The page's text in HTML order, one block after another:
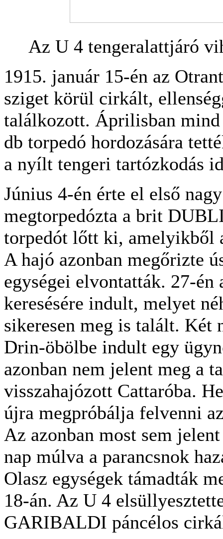
Az U 4 tengeralattjáró
1915. január 15-én az
sziget körül cirkált,
találkozott. Áprilisban mind
db torpedó hordozására
a nyílt tengeri tartózkodás
Június 4-én érte el első
megtorpedózta a brit
torpedót lőtt ki, amelyikből
A hajó azonban megőrizte
egységei elvontatták. 27-
keresésére indult, melyet
sikeresen meg is talált. Két
Drin-öbölbe indult egy
azonban nem jelent meg a
visszahajózott Cattaróba.
újra megpróbálja felvenni
Az azonban most sem
nap múlva a parancsnok
Olasz egységek támadták
18-án. Az U 4
GARIBALDI páncélos